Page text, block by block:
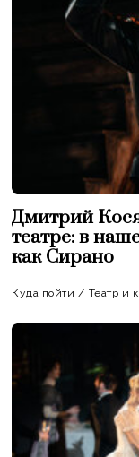
Дмитрий
театре: в
как Сирано
Куда пойти / Театр и